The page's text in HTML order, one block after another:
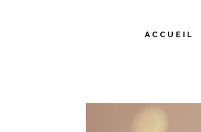
ACCUEIL